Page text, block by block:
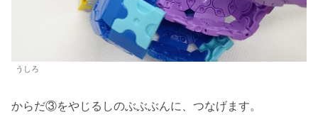
うしろ
からだ③をやじるしのぶぶぶんに、つなげます。